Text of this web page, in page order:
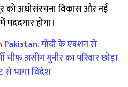
को अधोसंरचना विकास और नई
मददगार होगा।
Pakistan: मोदी के एक्शन से
चीफ असीम मुनीर का परिवार छोड़ा
से भागा विदेश